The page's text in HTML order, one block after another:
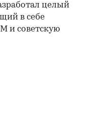
целый
в себе
и советскую